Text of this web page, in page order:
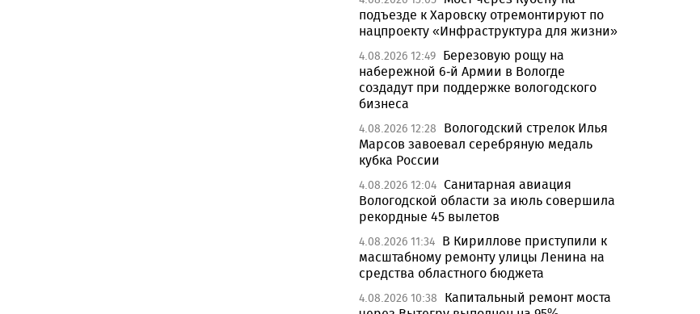
подъезде к Харовску отремонтируют по
нацпроекту «Инфраструктура для жизни»
4.08.2026 12:49 Березовую рощу на
набережной 6-й Армии в Вологде
создадут при поддержке вологодского
бизнеса
4.08.2026 12:28
Вологодский стрелок Илья
Марсов завоевал серебряную медаль
кубка России
4.08.2026 12:04 Санитарная авиация
Вологодской области за июль совершила
рекордные 45 вылетов
4.08.2026 11:34 В Кириллове приступили к
масштабному ремонту улицы Ленина на
средства областного бюджета
4.08.2026 10:38
Капитальный ремонт моста